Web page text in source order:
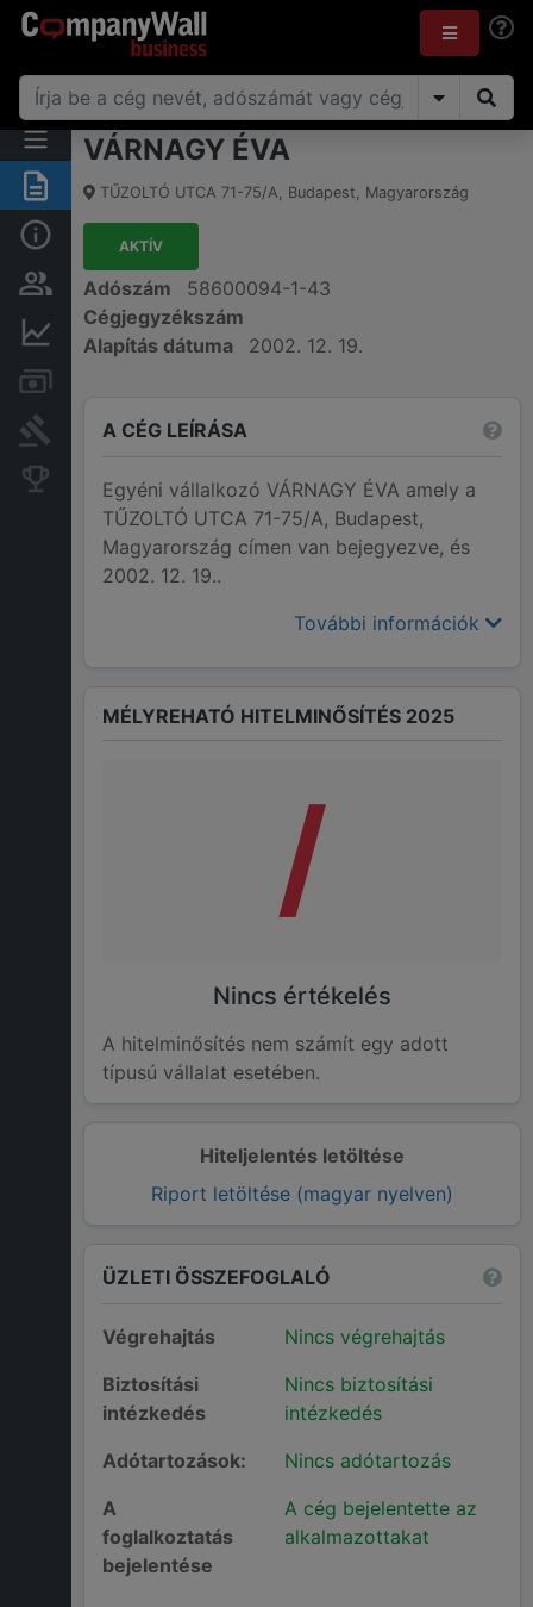
Összegzés
Alap információk
Személyek és tulajdonjog
Pénzügyi információk
Bírósági eljárások
Konkurens cégek
VÁRNAGY ÉVA
TŰZOLTÓ UTCA 71-75/A, Budapest, Magyarország
AKTÍV
Adószám
58600094-1-43
Cégjegyzékszám
Alapítás dátuma
2002. 12. 19.
A CÉG LEÍRÁSA
Egyéni vállalkozó VÁRNAGY ÉVA amely a
TŰZOLTÓ UTCA 71-75/A, Budapest,
Magyarország címen van bejegyezve, és
2002. 12. 19..
További információk
Hiteljelentés letöltése
Riport letöltése (magyar nyelven)
MÉLYREHATÓ HITELMINŐSÍTÉS 2025
/
Nincs értékelés
A hitelminősítés nem számít egy adott
típusú vállalat esetében.
ÜZLETI ÖSSZEFOGLALÓ
Végrehajtás
Nincs végrehajtás
Biztosítási
intézkedés
Nincs biztosítási
intézkedés
Adótartozások:
Nincs adótartozás
A
foglalkoztatás
bejelentése
A cég bejelentette az
alkalmazottakat